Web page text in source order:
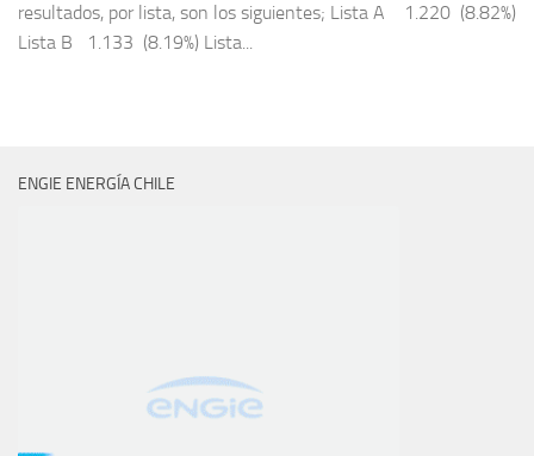
resultados, por lista, son los siguientes; Lista A 1.220 (8.82%)
Lista B 1.133 (8.19%) Lista...
ENGIE ENERGÍA CHILE